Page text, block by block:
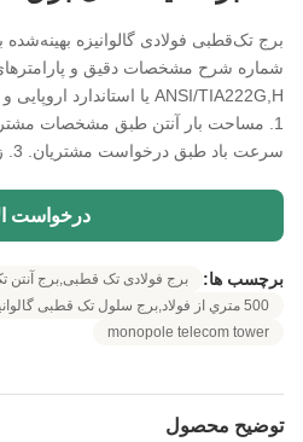
برج تک‌قطبی فولادی گالوانیزه بهینه‌شده
سرعت باد طبق درخواست مشتریان. 3. زاویه انحراف و پیچش، دس...
درخواست
برچسب ها:
برج فولادی تک قطبی,برج آنتن
500 متري از فولاد,برج سلول تک قطبی گالوانیزه شده,10 متری از فولاد
monopole telecom tower
توضیح محصول